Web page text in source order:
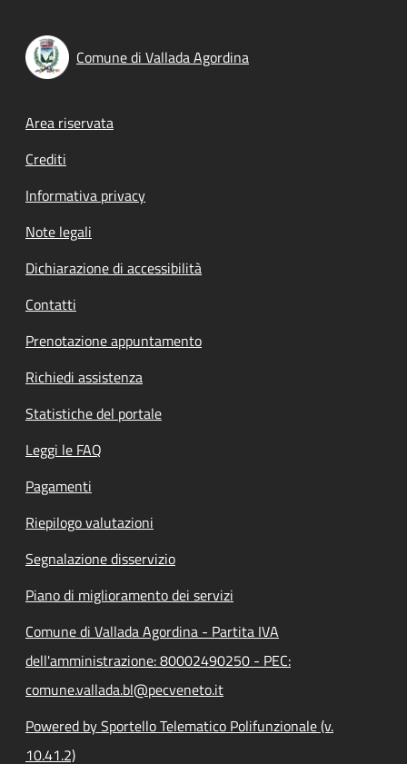
Comune di Vallada Agordina
Footer menu
Area riservata
Crediti
Informativa privacy
Note legali
Dichiarazione di accessibilità
Contatti
Prenotazione appuntamento
Richiedi assistenza
Statistiche del portale
Leggi le FAQ
Pagamenti
Riepilogo valutazioni
Segnalazione disservizio
Piano di miglioramento dei servizi
Comune di Vallada Agordina - Partita IVA
dell'amministrazione: 80002490250 - PEC:
comune.vallada.bl@pecveneto.it
Powered by Sportello Telematico Polifunzionale (v.
10.41.2)